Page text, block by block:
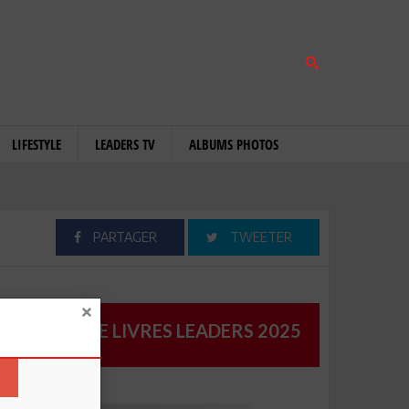
LIFESTYLE LEADERS TV ALBUMS PHOTOS
PARTAGER TWEETER
CATALOGUE LIVRES LEADERS 2025